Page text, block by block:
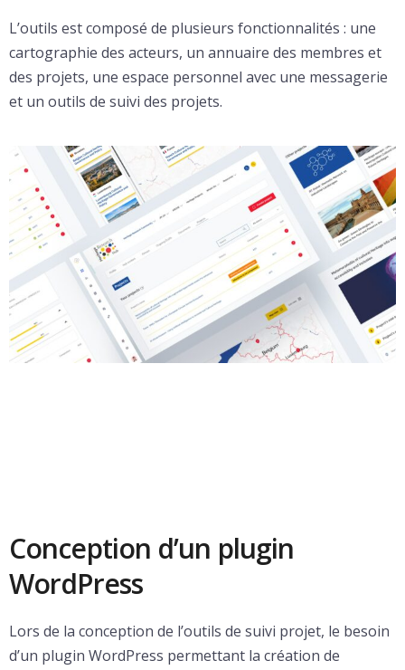
L’outils est composé de plusieurs fonctionnalités : une
cartographie des acteurs, un annuaire des membres et
des projets, une espace personnel avec une messagerie
et un outils de suivi des projets.
Conception d’un plugin
WordPress
Lors de la conception de l’outils de suivi projet, le besoin
d’un plugin WordPress permettant la création de